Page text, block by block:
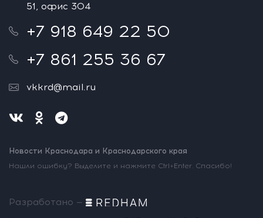
51, офис 304
+7 918 649 22 50
+7 861 255 36 67
vkkrd@mail.ru
Новости Краснодара и Краснодарского края
Нашли ошибку? Выделите и нажмите Ctrl+Enter. Спасибо!
Разработано —